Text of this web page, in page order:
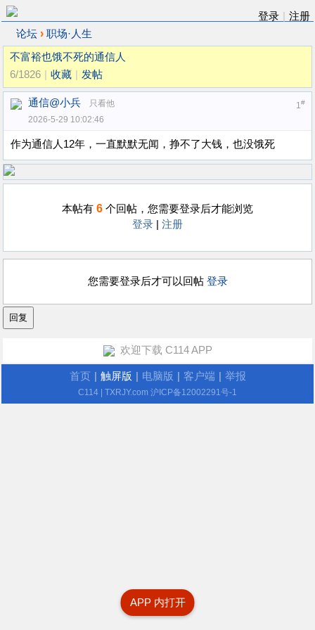
登录
注册
论坛 › 职场·人生
不富裕也饿不死的通信人
6/1826
收藏 发帖
1#
通信@小兵
只看他
2026-5-29 10:02:46
作为通信人12年，一直默默无闻，挣不了大钱，也没饿死
本帖有 6 个回帖，您需要登录后才能浏览
登录
注册
您需要登录后才可以回帖 登录
APP 内打开
欢迎下载 C114 APP
首页 触屏版 电脑版 客户端 举报
C114 | TXRJY.com 沪ICP备12002291号-1